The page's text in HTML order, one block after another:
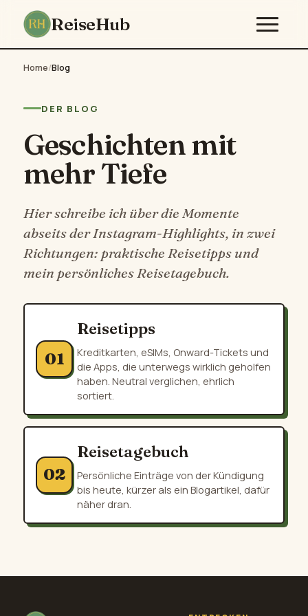
ReiseHub
Home/Blog
DER BLOG
Geschichten mit
mehr Tiefe
Hier schreibe ich über die Momente
abseits der Instagram-Highlights, in zwei
Richtungen: praktische Reisetipps und
mein persönliches Reisetagebuch.
01
Reisetipps
Kreditkarten, eSIMs, Onward-Tickets und
die Apps, die unterwegs wirklich geholfen
haben. Neutral verglichen, ehrlich
sortiert.
02
Reisetagebuch
Persönliche Einträge von der Kündigung
bis heute, kürzer als ein Blogartikel, dafür
näher dran.